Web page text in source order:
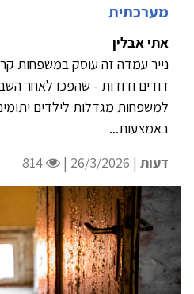
מערכתית
אתי אבלין
נייר עמדה זה עוסק במשפחות
למשפחות מגדלות לילדים
באמצעות...
דעות | 26/3/2026 |